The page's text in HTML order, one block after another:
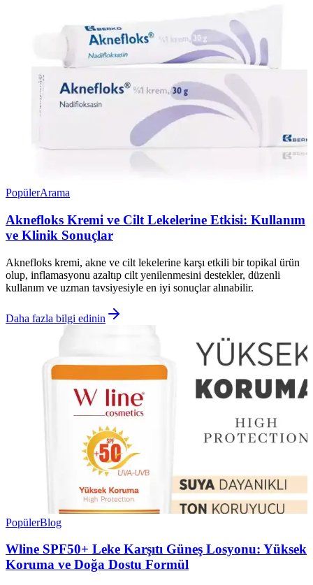
PopülerArama
Aknefloks Kremi ve Cilt Lekelerine Etkisi: Kullanım
ve Klinik Sonuçlar
Aknefloks kremi, akne ve cilt lekelerine karşı etkili bir topikal ürün
olup, inflamasyonu azaltıp cilt yenilenmesini destekler, düzenli
kullanım ve uzman tavsiyesiyle en iyi sonuçlar alınabilir.
Daha fazla bilgi edinin
PopülerBlog
Wline SPF50+ Leke Karşıtı Güneş Losyonu: Yüksek
Koruma ve Doğa Dostu Formül